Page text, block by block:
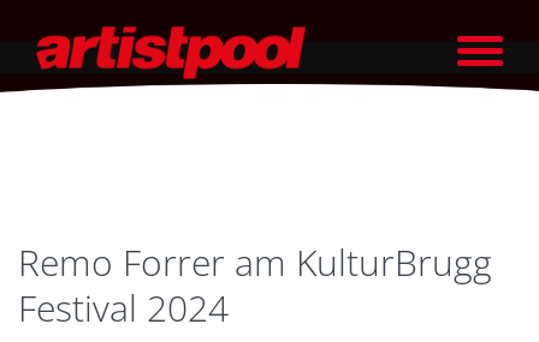
Remo Forrer am KulturBrugg
Festival 2024